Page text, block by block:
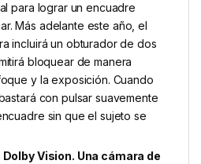
para lograr un encuadre
Más adelante este año, el
incluirá un obturador de dos
bloquear de manera
y la exposición. Cuando
con pulsar suavemente
sin que el sujeto se
Dolby Vision. Una cámara de